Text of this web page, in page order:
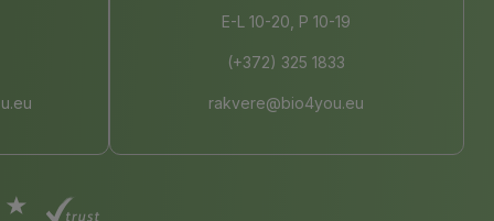
E-L 10-20, P 10-19
(+372) 325 1833
rakvere@bio4you.eu